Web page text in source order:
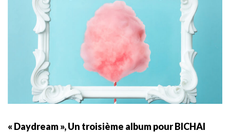
« Daydream », Un troisième album pour BICHAI